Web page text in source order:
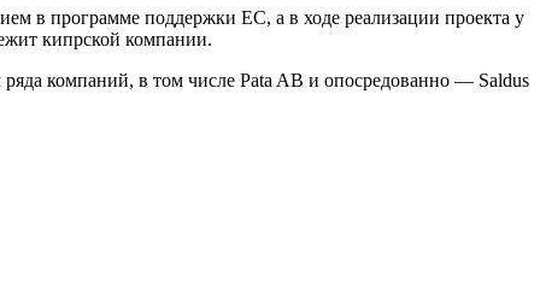
в программе поддержки ЕС, а в ходе реализации проекта у
кипрской компании.
компаний, в том числе Pata AB и опосредованно — Saldus